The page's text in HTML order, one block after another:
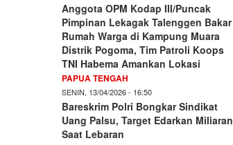
Anggota OPM Kodap III/Puncak
Pimpinan Lekagak Talenggen Bakar
Rumah Warga di Kampung Muara
Distrik Pogoma, Tim Patroli Koops
TNI Habema Amankan Lokasi
PAPUA TENGAH
SENIN, 13/04/2026 - 16:50
Bareskrim Polri Bongkar Sindikat
Uang Palsu, Target Edarkan Miliaran
Saat Lebaran